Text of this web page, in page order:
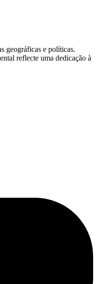
geográficas e políticas.
reflecte uma dedicação à